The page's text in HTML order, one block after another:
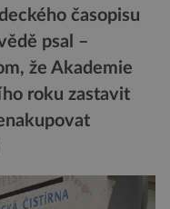
časopisu
psal –
že Akademie
roku zastavit